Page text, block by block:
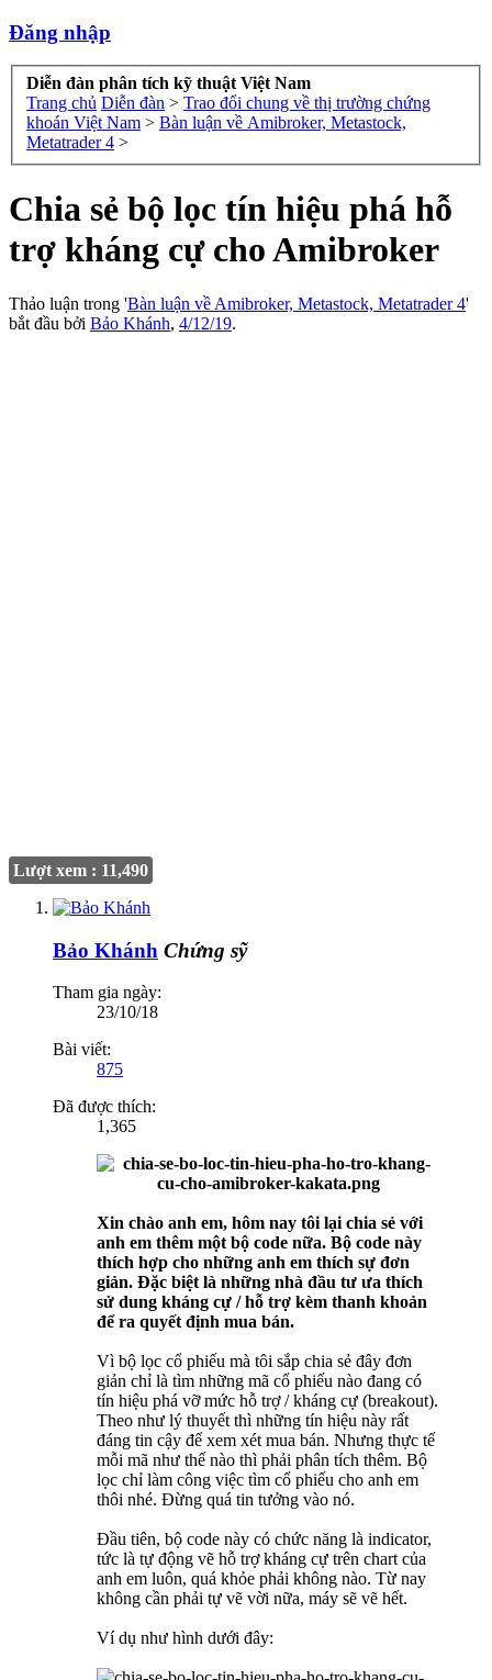
Đăng nhập
Diễn đàn phân tích kỹ thuật Việt Nam
Trang chủ Diễn đàn > Trao đổi chung về thị trường chứng
khoán Việt Nam > Bàn luận về Amibroker, Metastock,
Metatrader 4 >
Chia sẻ bộ lọc tín hiệu phá hỗ
trợ kháng cự cho Amibroker
Thảo luận trong 'Bàn luận về Amibroker, Metastock, Metatrader 4'
bắt đầu bởi Bảo Khánh, 4/12/19.
Lượt xem : 11,490
Bảo Khánh Chứng sỹ
Tham gia ngày:
23/10/18
Bài viết:
875
Đã được thích:
1,365
Xin chào anh em, hôm nay tôi lại chia sẻ với
anh em thêm một bộ code nữa. Bộ code này
thích hợp cho những anh em thích sự đơn
giản. Đặc biệt là những nhà đầu tư ưa thích
sử dung kháng cự / hỗ trợ kèm thanh khoản
để ra quyết định mua bán.
Vì bộ lọc cổ phiếu mà tôi sắp chia sẻ đây đơn
giản chỉ là tìm những mã cổ phiếu nào đang có
tín hiệu phá vỡ mức hỗ trợ / kháng cự (breakout).
Theo như lý thuyết thì những tín hiệu này rất
đáng tin cậy để xem xét mua bán. Nhưng thực tế
mỗi mã như thế nào thì phải phân tích thêm. Bộ
lọc chỉ làm công việc tìm cổ phiếu cho anh em
thôi nhé. Đừng quá tin tưởng vào nó.
Đầu tiên, bộ code này có chức năng là indicator,
tức là tự động vẽ hỗ trợ kháng cự trên chart của
anh em luôn, quá khỏe phải không nào. Từ nay
không cần phải tự vẽ vời nữa, máy sẽ vẽ hết.
Ví dụ như hình dưới đây: